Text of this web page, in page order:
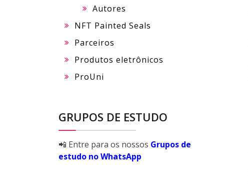
Autores
NFT Painted Seals
Parceiros
Produtos eletrônicos
ProUni
GRUPOS DE ESTUDO
📲 Entre para os nossos Grupos de
estudo no WhatsApp